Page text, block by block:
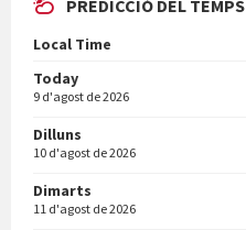
En Bum
Vermuts a la Font. Hit parit
PREDICCIÓ DEL TEMPS
Local Time
Today
9 d'agost de 2026
Dilluns
10 d'agost de 2026
Dimarts
11 d'agost de 2026